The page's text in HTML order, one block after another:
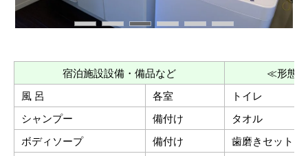
宿泊施設設備・備品など
≪形態≫
風 呂
各室
トイレ
シャンプー
備付け
タオル
ボディソープ
備付け
歯磨きセット